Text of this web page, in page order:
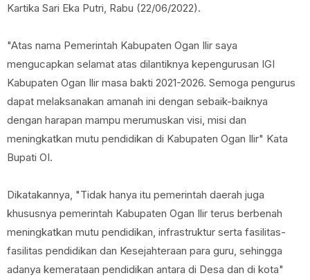
Kartika Sari Eka Putri, Rabu (22/06/2022).
"Atas nama Pemerintah Kabupaten Ogan Ilir saya
mengucapkan selamat atas dilantiknya kepengurusan IGI
Kabupaten Ogan Ilir masa bakti 2021-2026. Semoga pengurus
dapat melaksanakan amanah ini dengan sebaik-baiknya
dengan harapan mampu merumuskan visi, misi dan
meningkatkan mutu pendidikan di Kabupaten Ogan Ilir" Kata
Bupati OI.
Dikatakannya, "Tidak hanya itu pemerintah daerah juga
khususnya pemerintah Kabupaten Ogan Ilir terus berbenah
meningkatkan mutu pendidikan, infrastruktur serta fasilitas-
fasilitas pendidikan dan Kesejahteraan para guru, sehingga
adanya kemerataan pendidikan antara di Desa dan di kota"